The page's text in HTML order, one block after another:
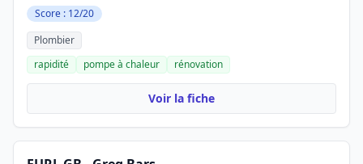
Score : 12/20
Plombier
rapidité
pompe à chaleur rénovation
Voir la fiche